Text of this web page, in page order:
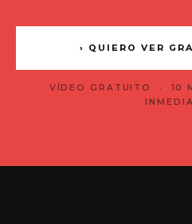
QUIERO VER
VÍDEO GRATUITO · 10